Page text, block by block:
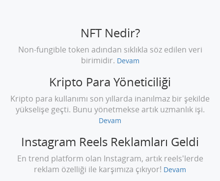
NFT Nedir?
Non-fungible token adından sıklıkla söz edilen veri
birimidir. Devam
Kripto Para Yöneticiliği
Kripto para kullanımı son yıllarda inanılmaz bir şekilde
yükselişe geçti. Bunu yönetmekse artık uzmanlık işi.
Devam
Instagram Reels Reklamları Geldi
En trend platform olan Instagram, artık reels'lerde
reklam özelliği ile karşımıza çıkıyor! Devam